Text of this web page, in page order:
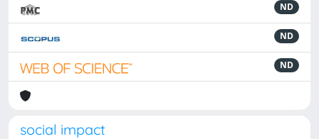
ND
ND
ND
social impact